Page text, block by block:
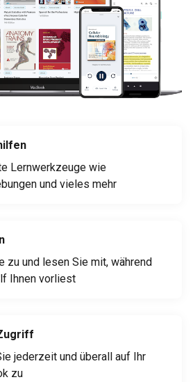
Lernwerkzeuge wie
und vieles mehr
zu und lesen Sie mit, während
Ihnen vorliest
jederzeit und überall auf Ihr
zu